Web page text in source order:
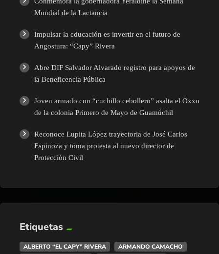
Mundial de la Lactancia
Impulsar la educación es invertir en el futuro de
Angostura: “Capy” Rivera
Abre DIF Salvador Alvarado registro para apoyos de
la Beneficencia Pública
Joven armado con “cuchillo cebollero” asalta el Oxxo
de la colonia Primero de Mayo de Guamúchil
Reconoce Lupita López trayectoria de José Carlos
Espinoza y toma protesta al nuevo director de
Protección Civil
Etiquetas
ALBERTO “EL CAPY” RIVERA
ARMANDO CAMACHO